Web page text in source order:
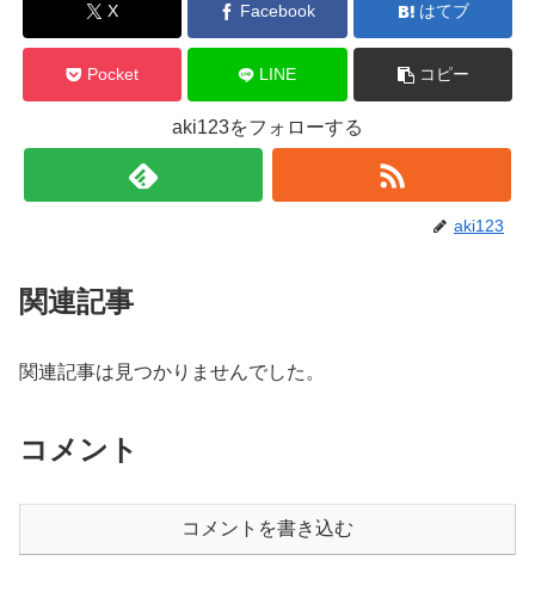
X Facebook はてブ
Pocket LINE コピー
aki123をフォローする
aki123
関連記事
関連記事は見つかりませんでした。
コメント
コメントを書き込む